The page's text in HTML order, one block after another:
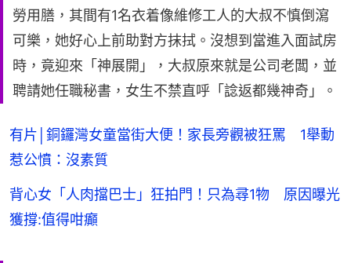
勞用膳，其間有1名衣着像維修工人的大叔不慎倒瀉
可樂，她好心上前助對方抹拭。沒想到當進入面試房
時，竟迎來「神展開」，大叔原來就是公司老闆，並
聘請她任職秘書，女生不禁直呼「諗返都幾神奇」。
有片│銅鑼灣女童當街大便！家長旁觀被狂罵 1舉動
惹公憤：沒素質
背心女「人肉擋巴士」狂拍門！只為尋1物 原因曝光
獲撐:值得咁癲